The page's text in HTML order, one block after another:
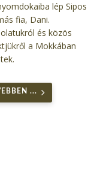
lép Sipos
fia, Dani.
és közös
a Mokkában
...